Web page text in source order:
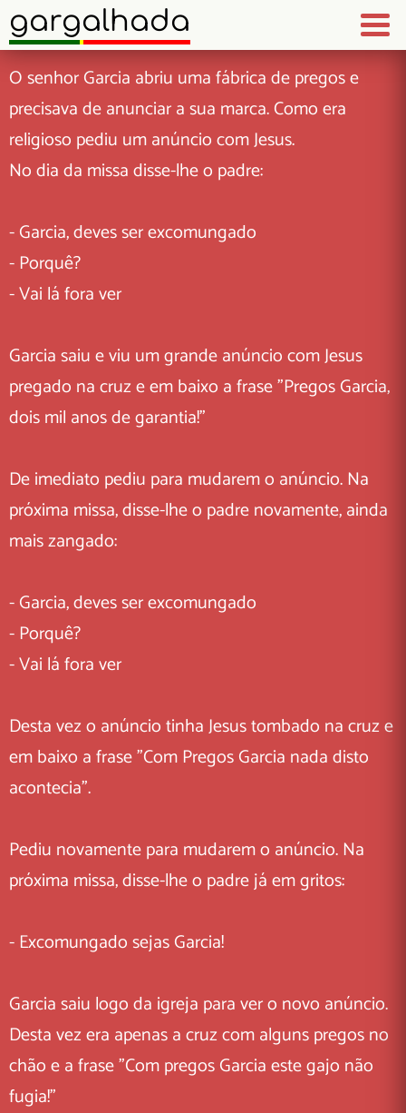
gargalhada
O senhor Garcia abriu uma fábrica de pregos e
precisava de anunciar a sua marca. Como era
religioso pediu um anúncio com Jesus.
No dia da missa disse-lhe o padre:
- Garcia, deves ser excomungado
- Porquê?
- Vai lá fora ver
Garcia saiu e viu um grande anúncio com Jesus
pregado na cruz e em baixo a frase "Pregos Garcia,
dois mil anos de garantia!"
De imediato pediu para mudarem o anúncio. Na
próxima missa, disse-lhe o padre novamente, ainda
mais zangado:
- Garcia, deves ser excomungado
- Porquê?
- Vai lá fora ver
Desta vez o anúncio tinha Jesus tombado na cruz e
em baixo a frase "Com Pregos Garcia nada disto
acontecia".
Pediu novamente para mudarem o anúncio. Na
próxima missa, disse-lhe o padre já em gritos:
- Excomungado sejas Garcia!
Garcia saiu logo da igreja para ver o novo anúncio.
Desta vez era apenas a cruz com alguns pregos no
chão e a frase "Com pregos Garcia este gajo não
fugia!"